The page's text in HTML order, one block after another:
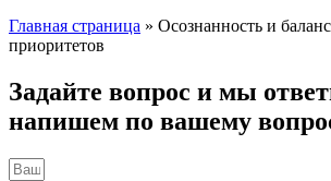
Главная страница » Осознанность и
приоритетов
Задайте вопрос и мы
напишем по вашему